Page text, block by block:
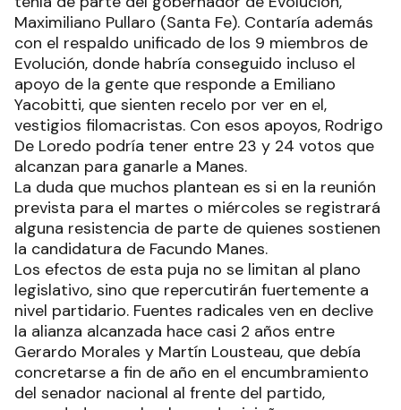
Maximiliano Pullaro (Santa Fe). Contaría además
con el respaldo unificado de los 9 miembros de
Evolución, donde habría conseguido incluso el
apoyo de la gente que responde a Emiliano
Yacobitti, que sienten recelo por ver en el,
vestigios filomacristas. Con esos apoyos, Rodrigo
De Loredo podría tener entre 23 y 24 votos que
alcanzan para ganarle a Manes.
La duda que muchos plantean es si en la reunión
prevista para el martes o miércoles se registrará
alguna resistencia de parte de quienes sostienen
la candidatura de Facundo Manes.
Los efectos de esta puja no se limitan al plano
legislativo, sino que repercutirán fuertemente a
nivel partidario. Fuentes radicales ven en declive
la alianza alcanzada hace casi 2 años entre
Gerardo Morales y Martín Lousteau, que debía
concretarse a fin de año en el encumbramiento
del senador nacional al frente del partido,